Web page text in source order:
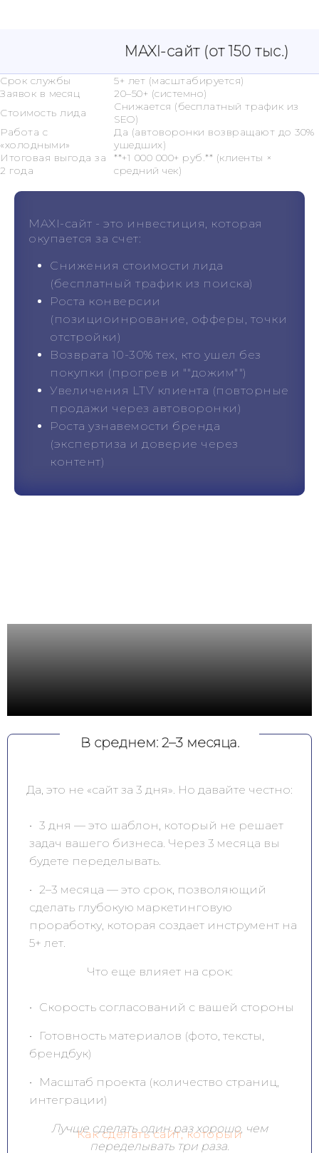
MAXI-сайт (от 150 тыс.)
Срок службы
5+ лет (масштабируется)
Заявок в месяц
20–50+ (системно)
Стоимость лида
Снижается (бесплатный трафик из
SEO)
Работа с
«холодными»
Да (автоворонки возвращают до 30%
ушедших)
Итоговая выгода за
2 года
**+1 000 000+ руб.** (клиенты ×
средний чек)
MAXI-сайт - это инвестиция, которая
окупается за счет:
Снижения стоимости лида
(бесплатный трафик из поиска)
Роста конверсии
(позициоинрование, офферы, точки
отстройки)
Возврата 10-30% тех, кто ушел без
покупки (прогрев и ""дожим"")
Увеличения LTV клиента (повторные
продажи через автоворонки)
Роста узнавемости бренда
(экспертиза и доверие через
контент)
Сколько времени
занимает создание
MAXI-сайта?
В среднем: 2–3 месяца.
Да, это не «сайт за 3 дня». Но давайте честно:
3 дня — это шаблон, который не решает
задач вашего бизнеса. Через 3 месяца вы
будете переделывать.
2–3 месяца — это срок, позволяющий
сделать глубокую маркетинговую
проработку, которая создает инструмент на
5+ лет.
Что еще влияет на срок:
Скорость согласований с вашей стороны
Готовность материалов (фото, тексты,
брендбук)
Масштаб проекта (количество страниц,
интеграции)
Лучше сделать один раз хорошо, чем
переделывать три раза.
Как сделать сайт, который